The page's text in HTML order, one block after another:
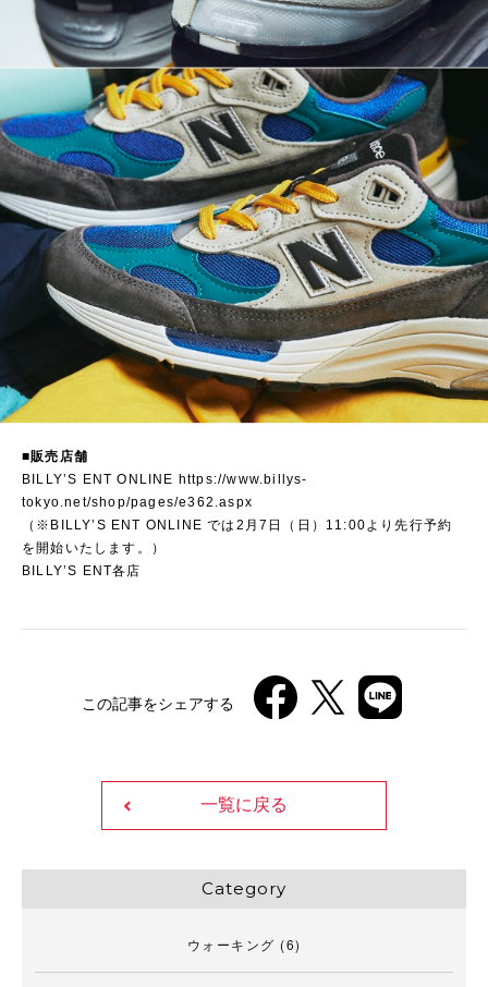
■販売店舗
BILLY’S ENT ONLINE https://www.billys-
tokyo.net/shop/pages/e362.aspx
（※BILLY’S ENT ONLINE では2月7日（日）11:00より先行予約
を開始いたします。）
BILLY’S ENT各店
この記事をシェアする
一覧に戻る
Category
ウォーキング (6)